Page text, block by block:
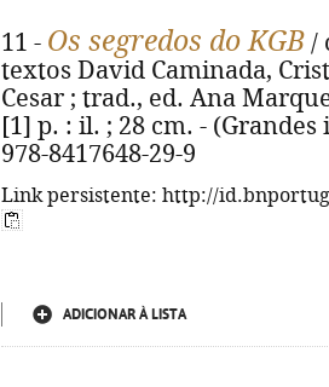
11 - Os segredos do KGB /
textos David Caminada,
Cesar ; trad., ed. Ana
[1] p. : il. ; 28 cm. -
978-8417648-29-9
Link persistente: http://
ADICIONAR À LISTA